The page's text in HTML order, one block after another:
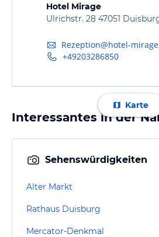
Hotel Mirage
Ulrichstr. 28 47051
Rezeption@hotel-
+49203286850
Karte
Interessantes in der
Sehenswürdigkeiten
Alter Markt
Rathaus Duisburg
Mercator-Denkmal